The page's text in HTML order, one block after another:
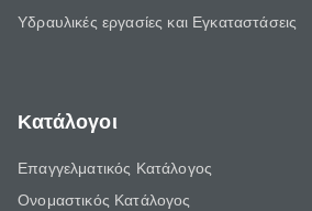
Υδραυλικές εργασίες και Εγκαταστάσεις
Κατάλογοι
Επαγγελματικός Κατάλογος
Ονομαστικός Κατάλογος